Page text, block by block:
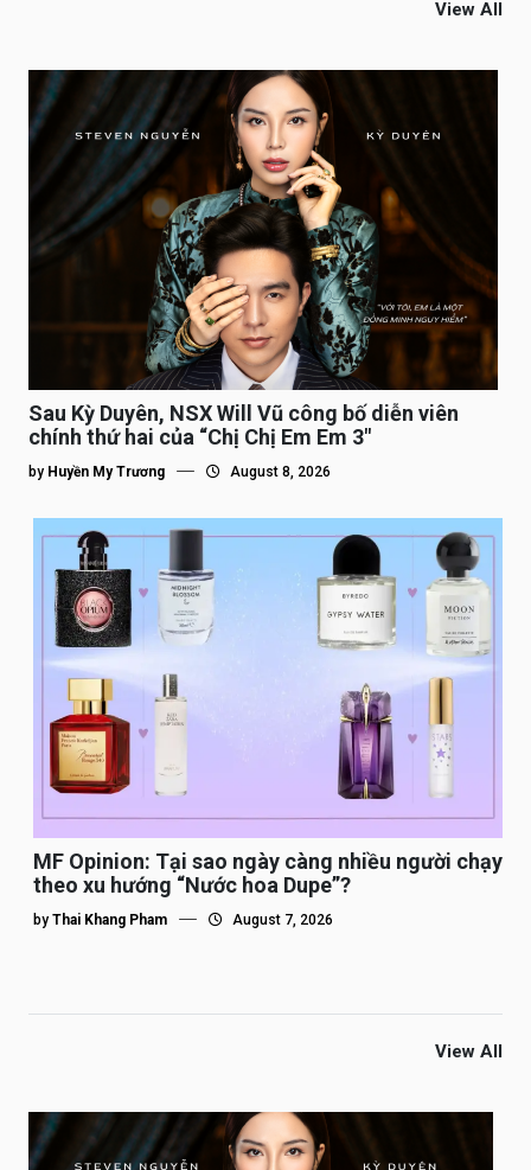
View All
Sau Kỳ Duyên, NSX Will Vũ công bố diễn viên
chính thứ hai của “Chị Chị Em Em 3″
by Huyền My Trương August 8, 2026
MF Opinion: Tại sao ngày càng nhiều người chạy
theo xu hướng “Nước hoa Dupe”?
by Thai Khang Pham August 7, 2026
View All